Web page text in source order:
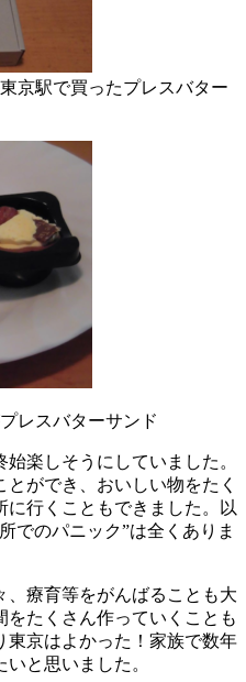
京駅で買ったプレスバター
レスバターサンド
楽しそうにしていました。
ができ、おいしい物をたく
に行くこともできました。以
でのパニック”は全くありま
療育等をがんばることも大
たくさん作っていくことも
東京はよかった！家族で数年
と思いました。